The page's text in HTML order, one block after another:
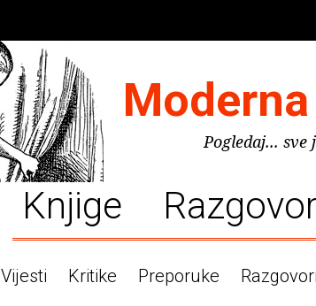
Pogledaj... sve
Knjige
Vijesti Kritike Preporuke Razgovori